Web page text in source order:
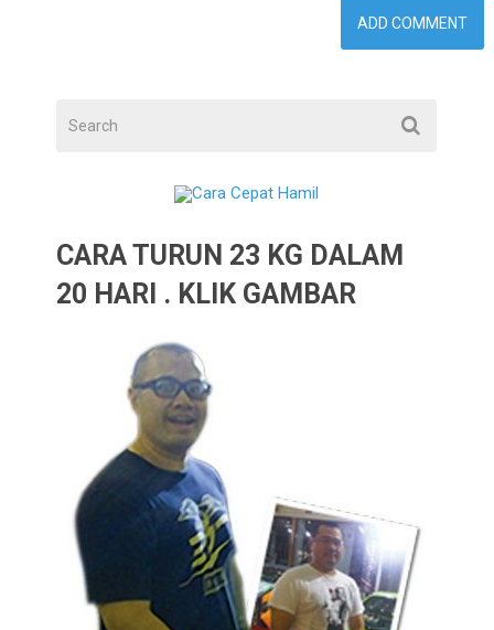
CARA TURUN 23 KG DALAM
20 HARI . KLIK GAMBAR